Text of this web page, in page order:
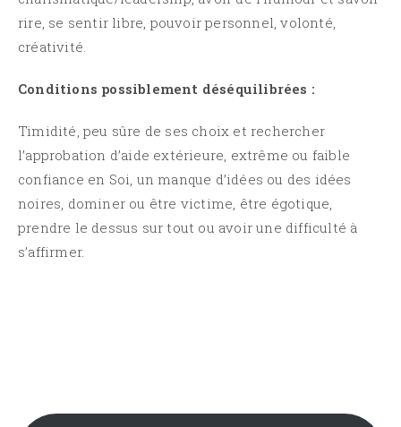
rire, se sentir libre, pouvoir personnel, volonté,
créativité.
Conditions possiblement déséquilibrées :
Timidité, peu sûre de ses choix et rechercher
l’approbation d’aide extérieure, extrême ou faible
confiance en Soi, un manque d’idées ou des idées
noires, dominer ou être victime, être égotique,
prendre le dessus sur tout ou avoir une difficulté à
s’affirmer.